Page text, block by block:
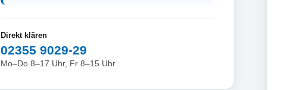
Direkt klären
02355 9029-29
Mo–Do 8–17 Uhr, Fr 8–15 Uhr